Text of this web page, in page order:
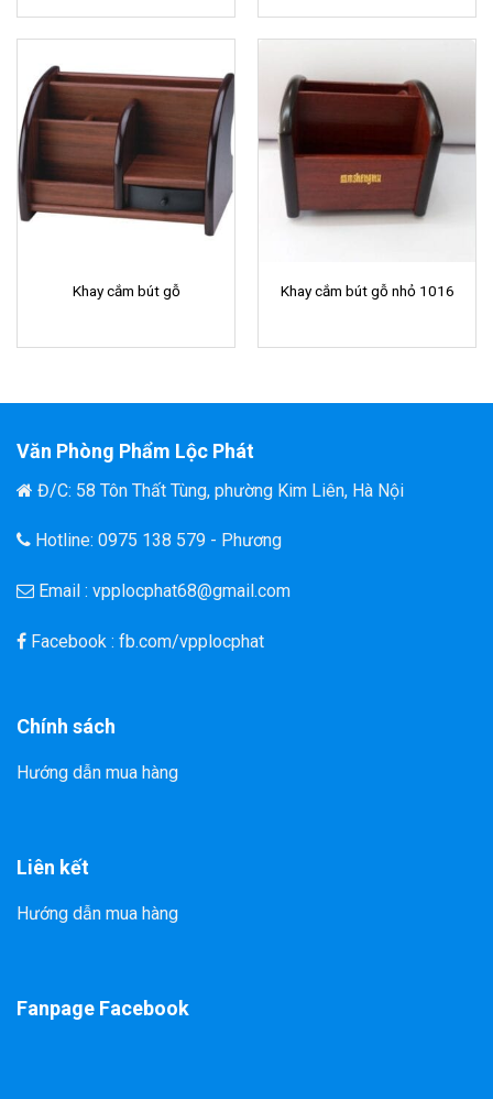
Khay cắm bút gỗ Khay cắm bút gỗ nhỏ 1016
Văn Phòng Phẩm Lộc Phát
Đ/C: 58 Tôn Thất Tùng, phường Kim Liên, Hà Nội
Hotline: 0975 138 579 - Phương
Email : vpplocphat68@gmail.com
Facebook : fb.com/vpplocphat
Chính sách
Hướng dẫn mua hàng
Liên kết
Hướng dẫn mua hàng
Fanpage Facebook